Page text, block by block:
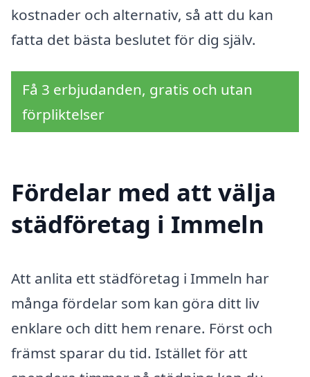
kostnader och alternativ, så att du kan
fatta det bästa beslutet för dig själv.
Få 3 erbjudanden, gratis och utan
förpliktelser
Fördelar med att välja
städföretag i Immeln
Att anlita ett städföretag i Immeln har
många fördelar som kan göra ditt liv
enklare och ditt hem renare. Först och
främst sparar du tid. Istället för att